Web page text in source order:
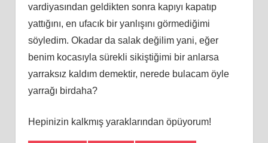
vardiyasından geldikten sonra kapıyı kapatıp
yattığını, en ufacık bir yanlışını görmediğimi
söyledim. Okadar da salak değilim yani, eğer
benim kocasıyla sürekli sikiştiğimi bir anlarsa
yarraksız kaldım demektir, nerede bulacam öyle
yarrağı birdaha?
Hepinizin kalkmış yaraklarından öpüyorum!